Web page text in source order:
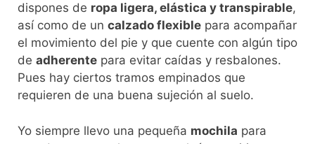
dispones de ropa ligera, elástica y transpirable,
así como de un calzado flexible para acompañar
el movimiento del pie y que cuente con algún tipo
de adherente para evitar caídas y resbalones.
Pues hay ciertos tramos empinados que
requieren de una buena sujeción al suelo.
Yo siempre llevo una pequeña mochila para